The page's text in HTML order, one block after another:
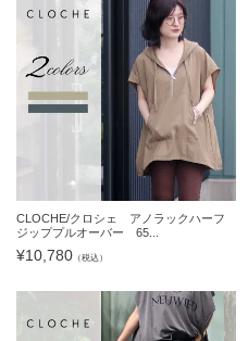
CLOCHE/クロシェ アノラックハーフ
ジッププルオーバー 65...
¥10,780 （税込）